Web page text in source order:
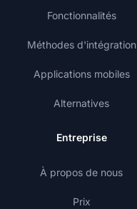
Fonctionnalités
Méthodes d'intégration
Applications mobiles
Alternatives
Entreprise
À propos de nous
Prix